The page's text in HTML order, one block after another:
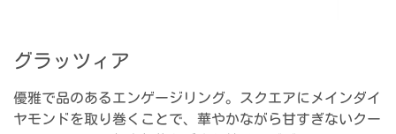
グラッツィア
優雅で品のあるエンゲージリング。スクエアにメインダイ
ヤモンドを取り巻くことで、華やかながら甘すぎないクー